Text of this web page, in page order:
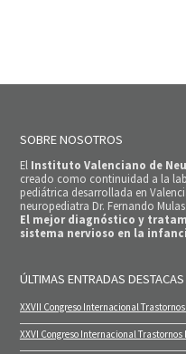
SOBRE NOSOTROS
El Instituto Valenciano de
creado como continuidad a la
pediátrica desarrollada en
neuropediatra Dr. Fernando Mulas.
El mejor diagnóstico y
sistema nervioso en la
ÚLTIMAS ENTRADAS DESTACAS
XXVII Congreso Internacional
XXVI Congreso Internacional